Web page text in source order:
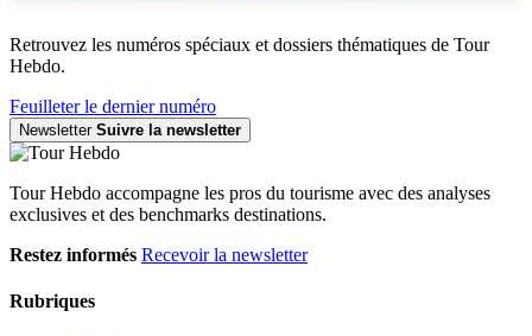
Retrouvez les numéros spéciaux et dossiers thématiques de Tour
Hebdo.
Feuilleter le dernier numéro
Newsletter Suivre la newsletter
Tour Hebdo accompagne les pros du tourisme avec des analyses
exclusives et des benchmarks destinations.
Restez informés Recevoir la newsletter
Rubriques